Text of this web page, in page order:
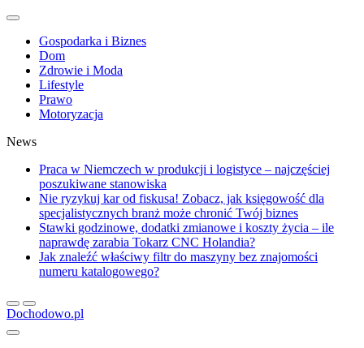
Gospodarka i Biznes
Dom
Zdrowie i Moda
Lifestyle
Prawo
Motoryzacja
News
Praca w Niemczech w produkcji i logistyce – najczęściej
poszukiwane stanowiska
Nie ryzykuj kar od fiskusa! Zobacz, jak księgowość dla
specjalistycznych branż może chronić Twój biznes
Stawki godzinowe, dodatki zmianowe i koszty życia – ile
naprawdę zarabia Tokarz CNC Holandia?
Jak znaleźć właściwy filtr do maszyny bez znajomości
numeru katalogowego?
Dochodowo.pl